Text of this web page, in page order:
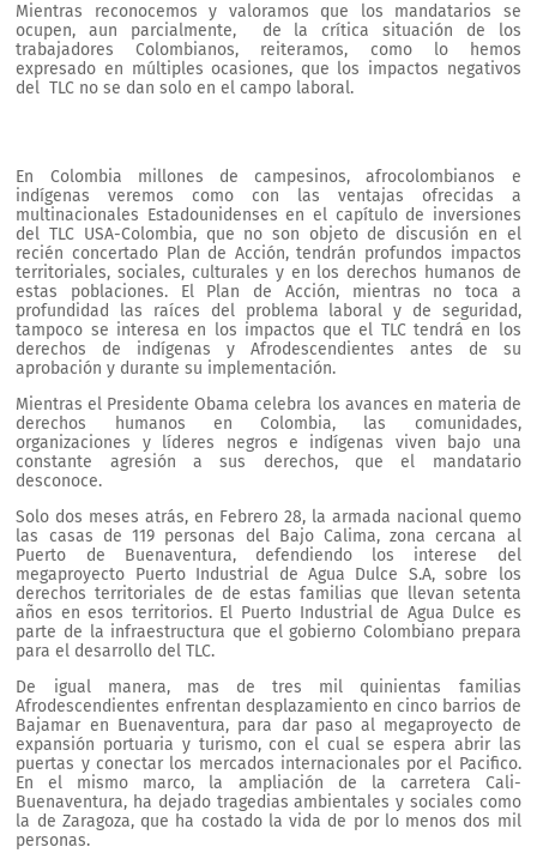
Mientras reconocemos y valoramos que los mandatarios se
ocupen, aun parcialmente, de la crítica situación de los
trabajadores Colombianos, reiteramos, como lo hemos
expresado en múltiples ocasiones, que los impactos negativos
del TLC no se dan solo en el campo laboral.
En Colombia millones de campesinos, afrocolombianos e
indígenas veremos como con las ventajas ofrecidas a
multinacionales Estadounidenses en el capítulo de inversiones
del TLC USA-Colombia, que no son objeto de discusión en el
recién concertado Plan de Acción, tendrán profundos impactos
territoriales, sociales, culturales y en los derechos humanos de
estas poblaciones. El Plan de Acción, mientras no toca a
profundidad las raíces del problema laboral y de seguridad,
tampoco se interesa en los impactos que el TLC tendrá en los
derechos de indígenas y Afrodescendientes antes de su
aprobación y durante su implementación.
Mientras el Presidente Obama celebra los avances en materia de
derechos humanos en Colombia, las comunidades,
organizaciones y líderes negros e indígenas viven bajo una
constante agresión a sus derechos, que el mandatario
desconoce.
Solo dos meses atrás, en Febrero 28, la armada nacional quemo
las casas de 119 personas del Bajo Calima, zona cercana al
Puerto de Buenaventura, defendiendo los interese del
megaproyecto Puerto Industrial de Agua Dulce S.A, sobre los
derechos territoriales de de estas familias que llevan setenta
años en esos territorios. El Puerto Industrial de Agua Dulce es
parte de la infraestructura que el gobierno Colombiano prepara
para el desarrollo del TLC.
De igual manera, mas de tres mil quinientas familias
Afrodescendientes enfrentan desplazamiento en cinco barrios de
Bajamar en Buenaventura, para dar paso al megaproyecto de
expansión portuaria y turismo, con el cual se espera abrir las
puertas y conectar los mercados internacionales por el Pacifico.
En el mismo marco, la ampliación de la carretera Cali-
Buenaventura, ha dejado tragedias ambientales y sociales como
la de Zaragoza, que ha costado la vida de por lo menos dos mil
personas.